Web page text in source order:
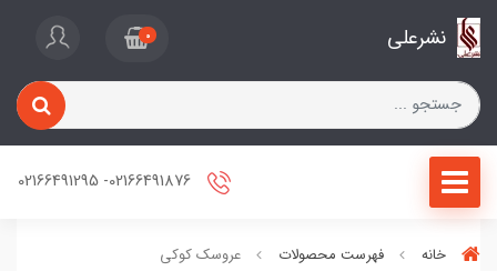
نشرعلی 0
خانه فهرست محصولات عروسک کوکی